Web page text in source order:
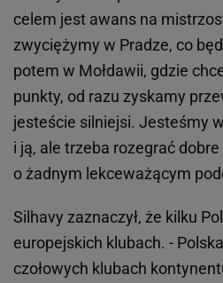
celem jest awans na
zwyciężymy w Pradze, co
potem w Mołdawii, gdzie
punkty, od razu zyskamy
jesteście silniejsi. Jesteśmy
i ją, ale trzeba rozegrać
o żadnym lekceważącym
Silhavy zaznaczył, że kilku
europejskich klubach. -
czołowych klubach